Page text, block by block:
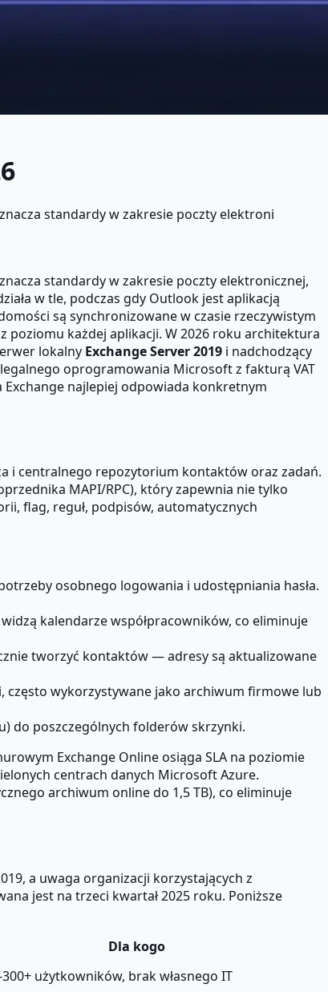
standardy w zakresie poczty elektroni
standardy w zakresie poczty elektronicznej,
w tle, podczas gdy Outlook jest aplikacją
są synchronizowane w czasie rzeczywistym
poziomu każdej aplikacji. W 2026 roku architektura
lokalny Exchange Server 2019 i nadchodzący
oprogramowania Microsoft z fakturą VAT
najlepiej odpowiada konkretnym
i centralnego repozytorium kontaktów oraz zadań.
MAPI/RPC), który zapewnia nie tylko
flag, reguł, podpisów, automatycznych
osobnego logowania i udostępniania hasła.
kalendarze współpracowników, co eliminuje
tworzyć kontaktów — adresy są aktualizowane
wykorzystywane jako archiwum firmowe lub
do poszczególnych folderów skrzynki.
Exchange Online osiąga SLA na poziomie
centrach danych Microsoft Azure.
archiwum online do 1,5 TB), co eliminuje
a uwaga organizacji korzystających z
jest na trzeci kwartał 2025 roku. Poniższe
Dla kogo
użytkowników, brak własnego IT